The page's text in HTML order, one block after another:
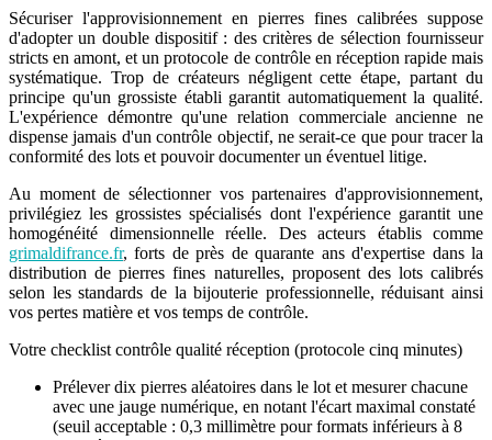
Sécuriser l'approvisionnement en pierres fines calibrées suppose
d'adopter un double dispositif : des critères de sélection fournisseur
stricts en amont, et un protocole de contrôle en réception rapide mais
systématique. Trop de créateurs négligent cette étape, partant du
principe qu'un grossiste établi garantit automatiquement la qualité.
L'expérience démontre qu'une relation commerciale ancienne ne
dispense jamais d'un contrôle objectif, ne serait-ce que pour tracer la
conformité des lots et pouvoir documenter un éventuel litige.
Au moment de sélectionner vos partenaires d'approvisionnement,
privilégiez les grossistes spécialisés dont l'expérience garantit une
homogénéité dimensionnelle réelle. Des acteurs établis comme
grimaldifrance.fr, forts de près de quarante ans d'expertise dans la
distribution de pierres fines naturelles, proposent des lots calibrés
selon les standards de la bijouterie professionnelle, réduisant ainsi
vos pertes matière et vos temps de contrôle.
Votre checklist contrôle qualité réception (protocole cinq minutes)
Prélever dix pierres aléatoires dans le lot et mesurer chacune
avec une jauge numérique, en notant l'écart maximal constaté
(seuil acceptable : 0,3 millimètre pour formats inférieurs à 8